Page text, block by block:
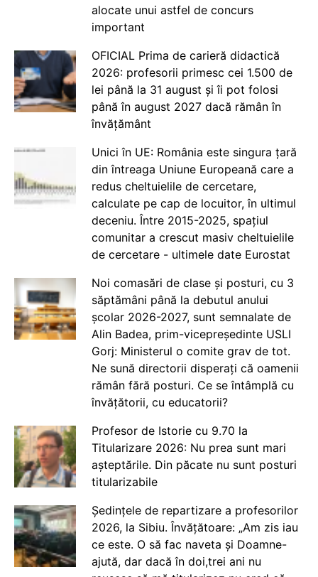
alocate unui astfel de concurs
important
OFICIAL Prima de carieră didactică
2026: profesorii primesc cei 1.500 de
lei până la 31 august și îi pot folosi
până în august 2027 dacă rămân în
învățământ
Unici în UE: România este singura țară
din întreaga Uniune Europeană care a
redus cheltuielile de cercetare,
calculate pe cap de locuitor, în ultimul
deceniu. Între 2015-2025, spațiul
comunitar a crescut masiv cheltuielile
de cercetare - ultimele date Eurostat
Noi comasări de clase și posturi, cu 3
săptămâni până la debutul anului
școlar 2026-2027, sunt semnalate de
Alin Badea, prim-vicepreședinte USLI
Gorj: Ministerul o comite grav de tot.
Ne sună directorii disperați că oamenii
rămân fără posturi. Ce se întâmplă cu
învățătorii, cu educatorii?
Profesor de Istorie cu 9.70 la
Titularizare 2026: Nu prea sunt mari
așteptările. Din păcate nu sunt posturi
titularizabile
Ședințele de repartizare a profesorilor
2026, la Sibiu. Învățătoare: „Am zis iau
ce este. O să fac naveta și Doamne-
ajută, dar dacă în doi,trei ani nu